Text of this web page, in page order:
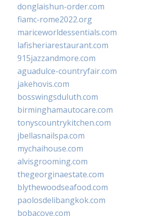
donglaishun-order.com
fiamc-rome2022.org
mariceworldessentials.com
lafisheriarestaurant.com
915jazzandmore.com
aguadulce-countryfair.com
jakehovis.com
bosswingsduluth.com
birminghamautocare.com
tonyscountrykitchen.com
jbellasnailspa.com
mychaihouse.com
alvisgrooming.com
thegeorginaestate.com
blythewoodseafood.com
paolosdelibangkok.com
bobacove.com